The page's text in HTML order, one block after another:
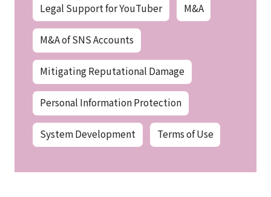
Legal Support for YouTuber M&A
M&A of SNS Accounts
Mitigating Reputational Damage
Personal Information Protection
System Development Terms of Use